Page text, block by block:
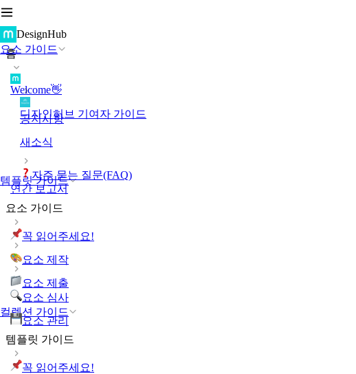
DesignHub
요소 가이드
템플릿 가이드
컬렉션 가이드
홈
Welcome👋
디자인허브 기여자 가이드
공지사항
새소식
자주 묻는 질문(FAQ)
연간 보고서
요소 가이드
꼭 읽어주세요!
요소 제작
요소 제출
요소 심사
요소 관리
템플릿 가이드
꼭 읽어주세요!